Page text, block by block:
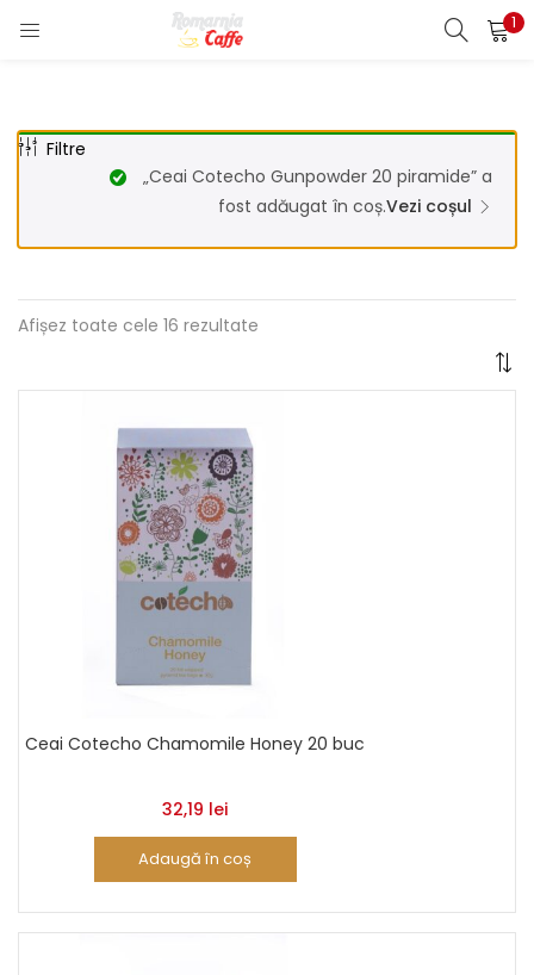
1
LOGIN REGISTER
Lost password?
Filtre
„Ceai Cotecho Gunpowder 20 piramide” a
fost adăugat în coș.Vezi coșul
Afișez toate cele 16 rezultate
Ceai Cotecho Chamomile Honey 20 buc
32,19 lei
Adaugă în coș